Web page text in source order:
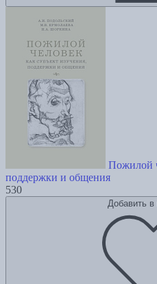
Пожилой
поддержки и общения
530
Добавить в